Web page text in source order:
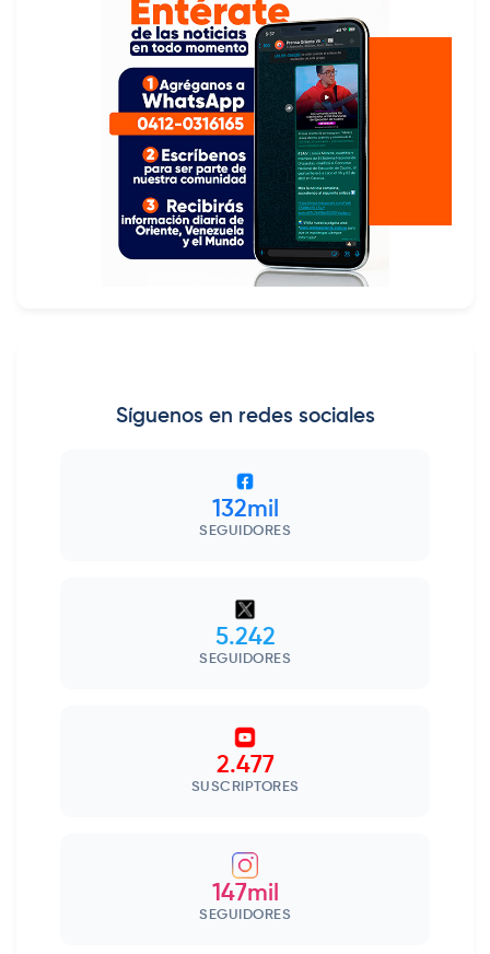
Síguenos en redes sociales
132mil
SEGUIDORES
5.242
SEGUIDORES
2.477
SUSCRIPTORES
147mil
SEGUIDORES